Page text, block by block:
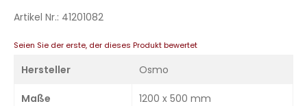
Artikel Nr.: 41201082
Seien Sie der erste, der dieses Produkt bewertet
Hersteller Osmo
Maße 1200 x 500 mm